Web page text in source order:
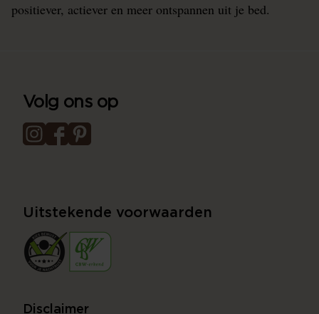
positiever, actiever en meer ontspannen uit je bed.
Volg ons op
Uitstekende voorwaarden
Disclaimer